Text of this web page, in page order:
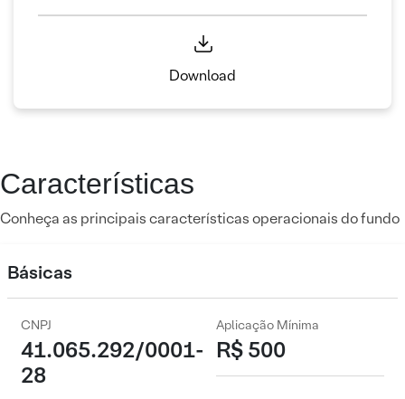
Download
Características
Conheça as principais características operacionais do fundo
Básicas
CNPJ
41.065.292/0001-
28
Aplicação Mínima
R$ 500